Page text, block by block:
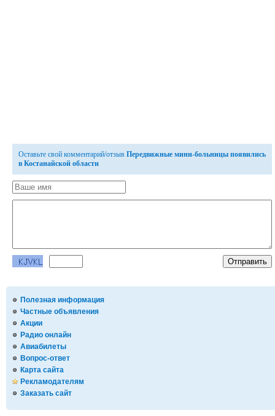
Полезная информация
Частные объявления
Акции
Радио онлайн
Авиабилеты
Вопрос-ответ
Карта сайта
Рекламодателям
Заказать сайт
Оставьте свой комментарий/отзыв Передвижные мини-больницы появились
в Костанайской области